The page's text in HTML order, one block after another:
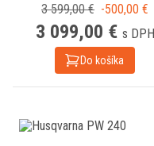
3 599,00 € -500,00 €
3 099,00 € s DPH
Do košíka